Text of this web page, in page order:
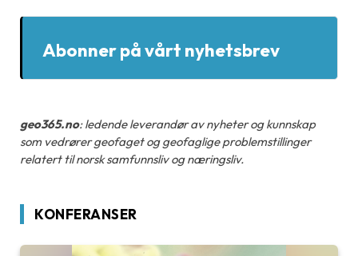
Abonner på vårt nyhetsbrev
geo365.no: ledende leverandør av nyheter og kunnskap
som vedrører geofaget og geofaglige problemstillinger
relatert til norsk samfunnsliv og næringsliv.
KONFERANSER